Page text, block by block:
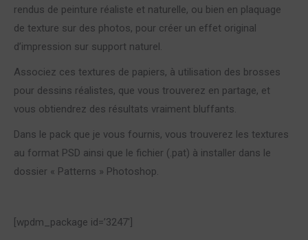
rendus de peinture réaliste et naturelle, ou bien en plaquage
de texture sur des photos, pour créer un effet original
d’impression sur support naturel.
Associez ces textures de papiers, à utilisation des brosses
pour dessins réalistes, que vous trouverez en partage, et
vous obtiendrez des résultats vraiment bluffants.
Dans le pack que je vous fournis, vous trouverez les textures
au format PSD ainsi que le fichier (.pat) à installer dans le
dossier « Patterns » Photoshop.
[wpdm_package id=’3247′]